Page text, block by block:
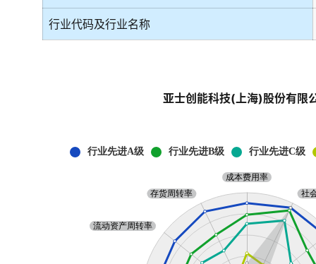
行业代码及行业名称
亚士创能科技(上海)股份有限